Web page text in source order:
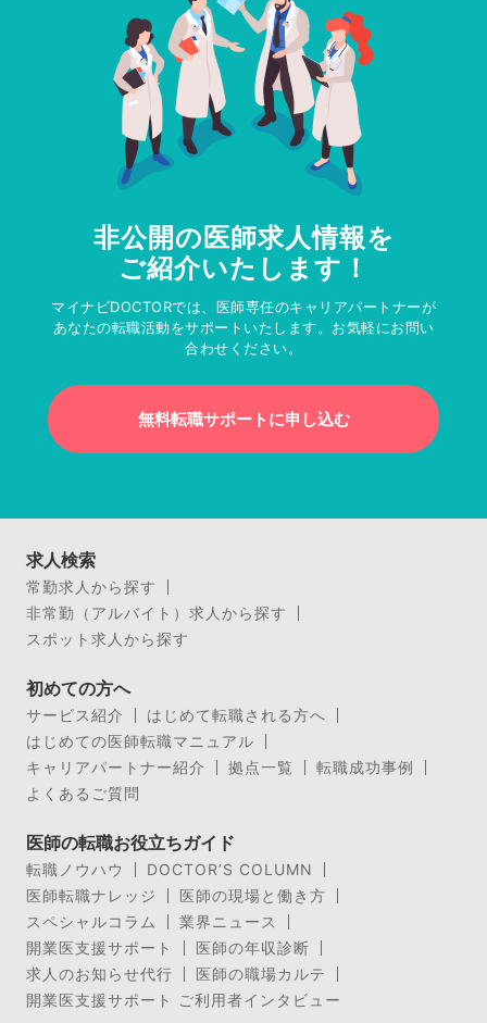
非公開の医師求人情報を
ご紹介いたします！
マイナビDOCTORでは、医師専任のキャリアパートナーが
あなたの転職活動をサポートいたします。お気軽にお問い
合わせください。
無料転職サポートに申し込む
求人検索
常勤求人から探す
非常勤（アルバイト）求人から探す
スポット求人から探す
初めての方へ
サービス紹介
はじめて転職される方へ
はじめての医師転職マニュアル
キャリアパートナー紹介
拠点一覧
転職成功事例
よくあるご質問
医師の転職お役立ちガイド
転職ノウハウ
DOCTOR’S COLUMN
医師転職ナレッジ
医師の現場と働き方
スペシャルコラム
業界ニュース
開業医支援サポート
医師の年収診断
求人のお知らせ代行
医師の職場カルテ
開業医支援サポート ご利用者インタビュー